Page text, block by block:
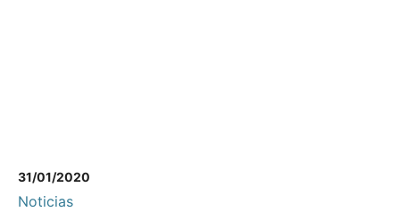
31/01/2020
Noticias